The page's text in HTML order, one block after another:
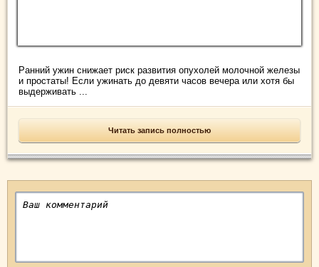
Ранний ужин снижает риск развития опухолей молочной железы
и простаты! Если ужинать до девяти часов вечера или хотя бы
выдерживать ...
Читать запись полностью